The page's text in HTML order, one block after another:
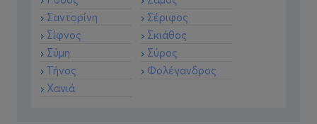
Σαντορίνη
Σέριφος
Σίφνος
Σκιάθος
Σύμη
Σύρος
Τήνος
Φολέγανδρος
Χανιά